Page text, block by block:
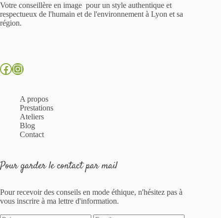
Votre conseillère en image pour un style authentique et
respectueux de l'humain et de l'environnement à Lyon et sa
région.
Facebook
Instagram
A propos
Prestations
Ateliers
Blog
Contact
Pour garder le contact par mail
Pour recevoir des conseils en mode éthique, n'hésitez pas à
vous inscrire à ma lettre d'information.